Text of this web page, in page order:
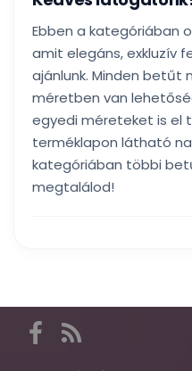
Ebben a kategóriában
amit elegáns, exkluzív
ajánlunk. Minden betűt
méretben van
egyedi méreteket is el
terméklapon látható
kategóriában többi
megtalálod!
találod